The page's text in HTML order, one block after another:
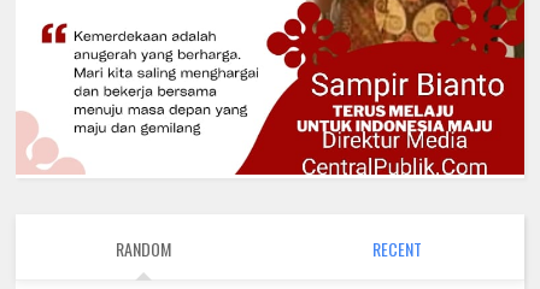
RANDOM RECENT